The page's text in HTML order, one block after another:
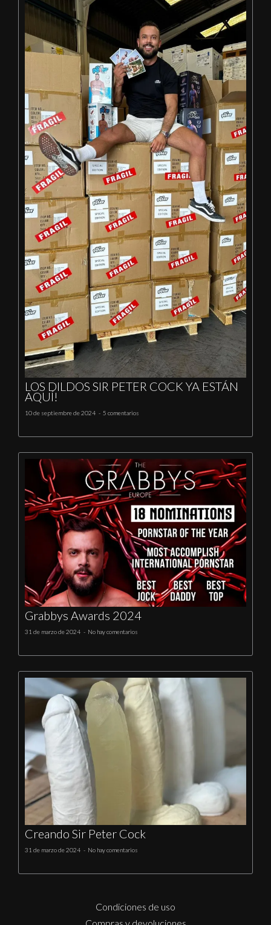
LOS DILDOS SIR PETER COCK YA ESTÁN
AQUÍ!
10 de septiembre de 2024 5 comentarios
Grabbys Awards 2024
31 de marzo de 2024 No hay comentarios
Creando Sir Peter Cock
31 de marzo de 2024 No hay comentarios
Condiciones de uso